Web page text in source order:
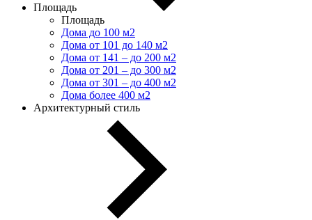
Площадь
Площадь
Дома до 100 м2
Дома от 101 до 140 м2
Дома от 141 – до 200 м2
Дома от 201 – до 300 м2
Дома от 301 – до 400 м2
Дома более 400 м2
Архитектурный стиль